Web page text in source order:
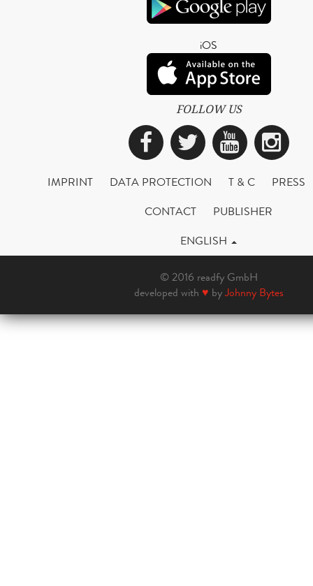
iOS
FOLLOW US
Facebook
Twitter
IMPRINT DATA PROTECTION T & C
PRESS
CONTACT
PUBLISHER
ENGLISH
© 2016 readfy GmbH
developed with ♥ byJohnny Bytes